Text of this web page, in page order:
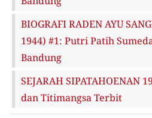
BIOGRAFI RADEN AYU
1944) #1: Putri Patih
Bandung
SEJARAH SIPATAHOENAN
dan Titimangsa Terbit